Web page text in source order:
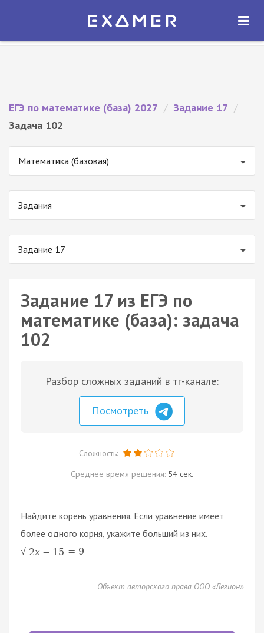
Экзамер — ЕГЭ 2027
ОТКРЫТЬ
ЕГЭ по математике (база) 2027 / Задание 17 /
Задача 102
Математика (базовая)
Задания
Задание 17
Задание 17 из ЕГЭ по
математике (база): задача
102
Разбор сложных заданий в тг-канале:
Посмотреть
Сложность:
Среднее время решения: 54 сек.
Найдите корень уравнения. Если уравнение имеет
более одного корня, укажите больший из них.
√ 2x − 15 = 9
Объект авторского права ООО «Легион»